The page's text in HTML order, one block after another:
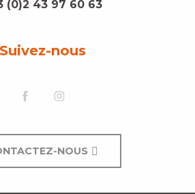
(0)2 43 97 60 63
Suivez-nous
NOUS